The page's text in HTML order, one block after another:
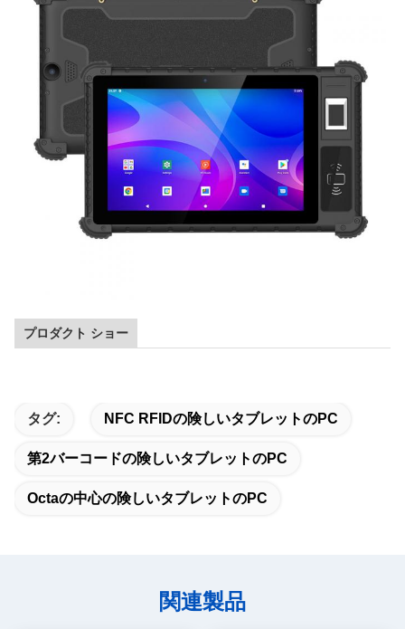
プロダクト ショー
タグ: NFC RFIDの険しいタブレットのPC
第2バーコードの険しいタブレットのPC
Octaの中心の険しいタブレットのPC
関連製品